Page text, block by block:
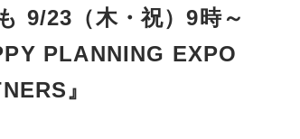
9/23（木・祝）9時～
PLANNING EXPO
』